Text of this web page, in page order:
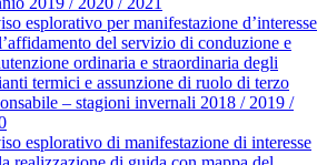
esplorativo per manifestazione d’interesse
del servizio di conduzione e
ordinaria e straordinaria degli
termici e assunzione di ruolo di terzo
– stagioni invernali 2018 / 2019 /
esplorativo di manifestazione di interesse